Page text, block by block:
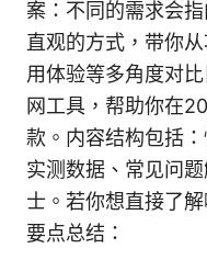
案：不同的需求会
直观的方式，带你
用体验等多角度对
网工具，帮助你在
款。内容结构包括
实测数据、常见问
士。若你想直接了
要点总结：